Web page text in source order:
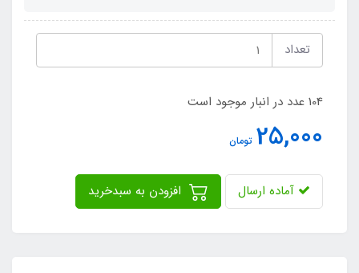
تعداد
104 عدد در انبار موجود است
25,000 تومان
آماده ارسال